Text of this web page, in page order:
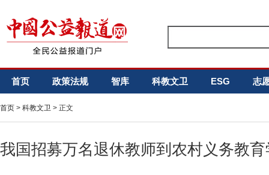
首页 政策法规 智库 科教文卫 ESG 志
首页 > 科教文卫 > 正文
我国招募万名退休教师到农村义务教